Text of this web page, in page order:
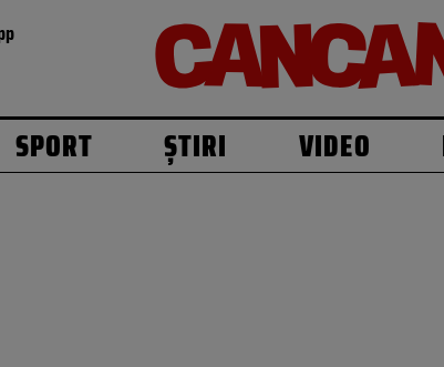
SPORT ȘTIRI VIDEO